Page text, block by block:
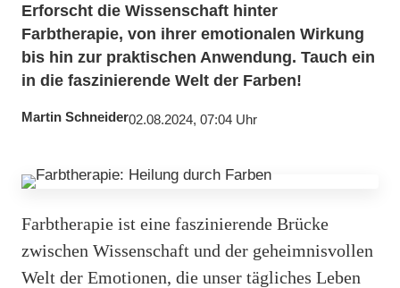
Erforscht die Wissenschaft hinter
Farbtherapie, von ihrer emotionalen Wirkung
bis hin zur praktischen Anwendung. Tauch ein
in die faszinierende Welt der Farben!
Martin Schneider02.08.2024, 07:04 Uhr
Farbtherapie ist eine faszinierende Brücke
zwischen Wissenschaft und der geheimnisvollen
Welt der Emotionen, die unser tägliches Leben